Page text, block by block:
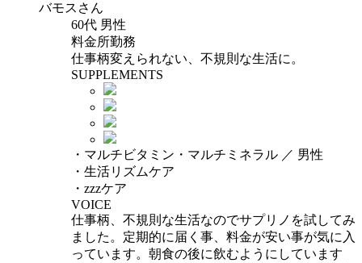
バモス さん
60代 男性
料金所勤務
仕事柄変えられない、不規則な生活に。
SUPPLEMENTS
・マルチビタミン・マルチミネラル ／ 男性
・生活リズムケア
・zzzケア
VOICE
仕事柄、不規則な生活なのでサプリノを試してみ
ました。定期的に届く事、料金が安い事が気に入
っています。朝食の後に飲むようにしています